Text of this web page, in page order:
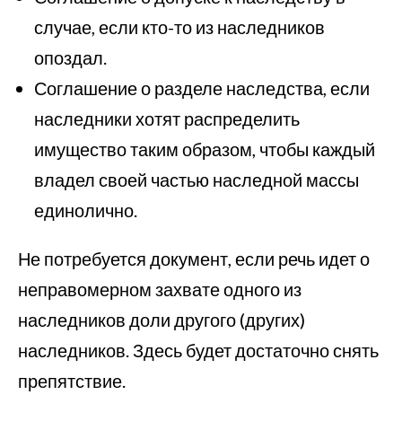
случае, если кто-то из наследников
опоздал.
Соглашение о разделе наследства, если
наследники хотят распределить
имущество таким образом, чтобы каждый
владел своей частью наследной массы
единолично.
Не потребуется документ, если речь идет о
неправомерном захвате одного из
наследников доли другого (других)
наследников. Здесь будет достаточно снять
препятствие.